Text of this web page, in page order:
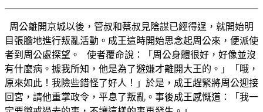
周公離開京城以後，管叔和蔡叔見陰謀已經得逞，就開始明
目張膽地進行叛亂活動。成王這時開始思念起周公來，便派使
者到周公處探望。 使者覆命說：「周公身體很好，好像並沒
有什麼病。據我所知，他是為了避嫌才離開大王的。」「哦，
原來如此！我險些錯怪了好人！」於是，成王趕緊將周公迎接
回宮，請他重掌政令，平息了叛亂。事後成王感慨道：「我一